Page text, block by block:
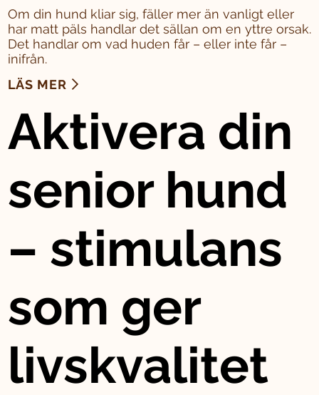
Om din hund kliar sig, fäller mer än vanligt eller
har matt päls handlar det sällan om en yttre orsak.
Det handlar om vad huden får – eller inte får –
inifrån.
LÄS MER
Aktivera din
senior hund
– stimulans
som ger
livskvalitet